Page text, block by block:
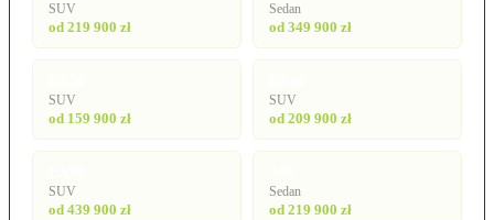
SUV
od 219 900 zł
Sedan
od 349 900 zł
SUV
od 159 900 zł
SUV
od 209 900 zł
SUV
od 439 900 zł
Sedan
od 219 900 zł